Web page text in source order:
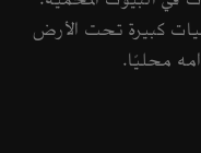
كبيرة تحت الأرض
محليًا.